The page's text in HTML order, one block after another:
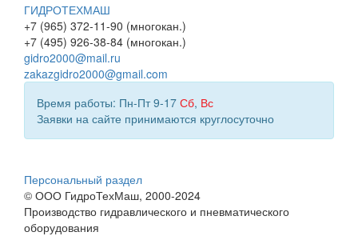
ГИДРОТЕХМАШ
+7 (965) 372-11-90 (многокан.)
+7 (495) 926-38-84 (многокан.)
gidro2000@mail.ru
zakazgidro2000@gmail.com
Время работы: Пн-Пт 9-17 Сб, Вс
Заявки на сайте принимаются круглосуточно
Персональный раздел
© ООО ГидроТехМаш, 2000-2024
Производство гидравлического и пневматического
оборудования